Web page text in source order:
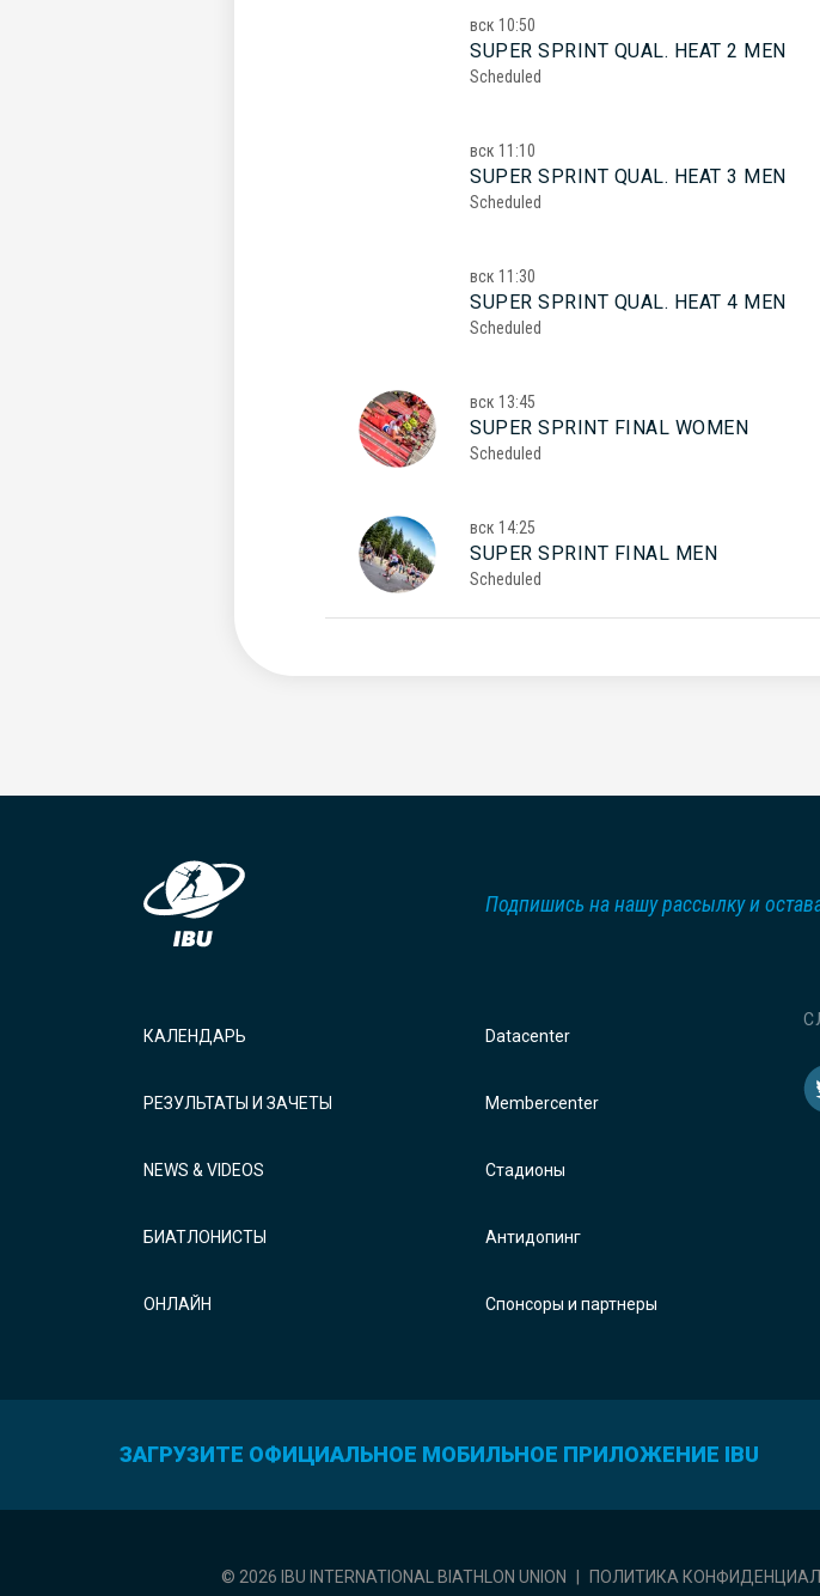
вск 10:50
SUPER SPRINT QUAL. HEAT 2 MEN
Scheduled
вск 11:10
SUPER SPRINT QUAL. HEAT 3 MEN
Scheduled
вск 11:30
SUPER SPRINT QUAL. HEAT 4 MEN
Scheduled
вск 13:45
SUPER SPRINT FINAL WOMEN
Scheduled
вск 14:25
SUPER SPRINT FINAL MEN
Scheduled
Подпишись на нашу рассылку и
КАЛЕНДАРЬ
РЕЗУЛЬТАТЫ И ЗАЧЕТЫ
NEWS & VIDEOS
БИАТЛОНИСТЫ
ОНЛАЙН
Datacenter
Membercenter
Стадионы
Антидопинг
Спонсоры и партнеры
ЗАГРУЗИТЕ ОФИЦИАЛЬНОЕ МОБИЛЬНОЕ ПРИЛОЖЕНИЕ IBU
© 2026 IBU INTERNATIONAL BIATHLON UNION | ПОЛИТИКА